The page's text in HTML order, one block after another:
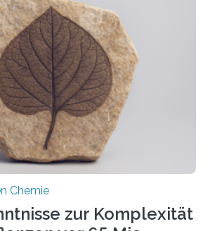
Yusuf hat nun einen bislang
des
in der Bäckerhefe
entdeckt, der für die
der Organellen entscheidend ist. Die
Oktober 2025 in der
Chemie
zur Komplexität